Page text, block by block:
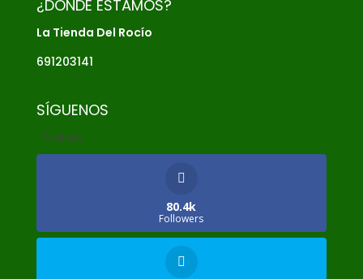
¿DÓNDE ESTAMOS?
La Tienda Del Rocío
691203141
SÍGUENOS
Follows
80.4k
Followers